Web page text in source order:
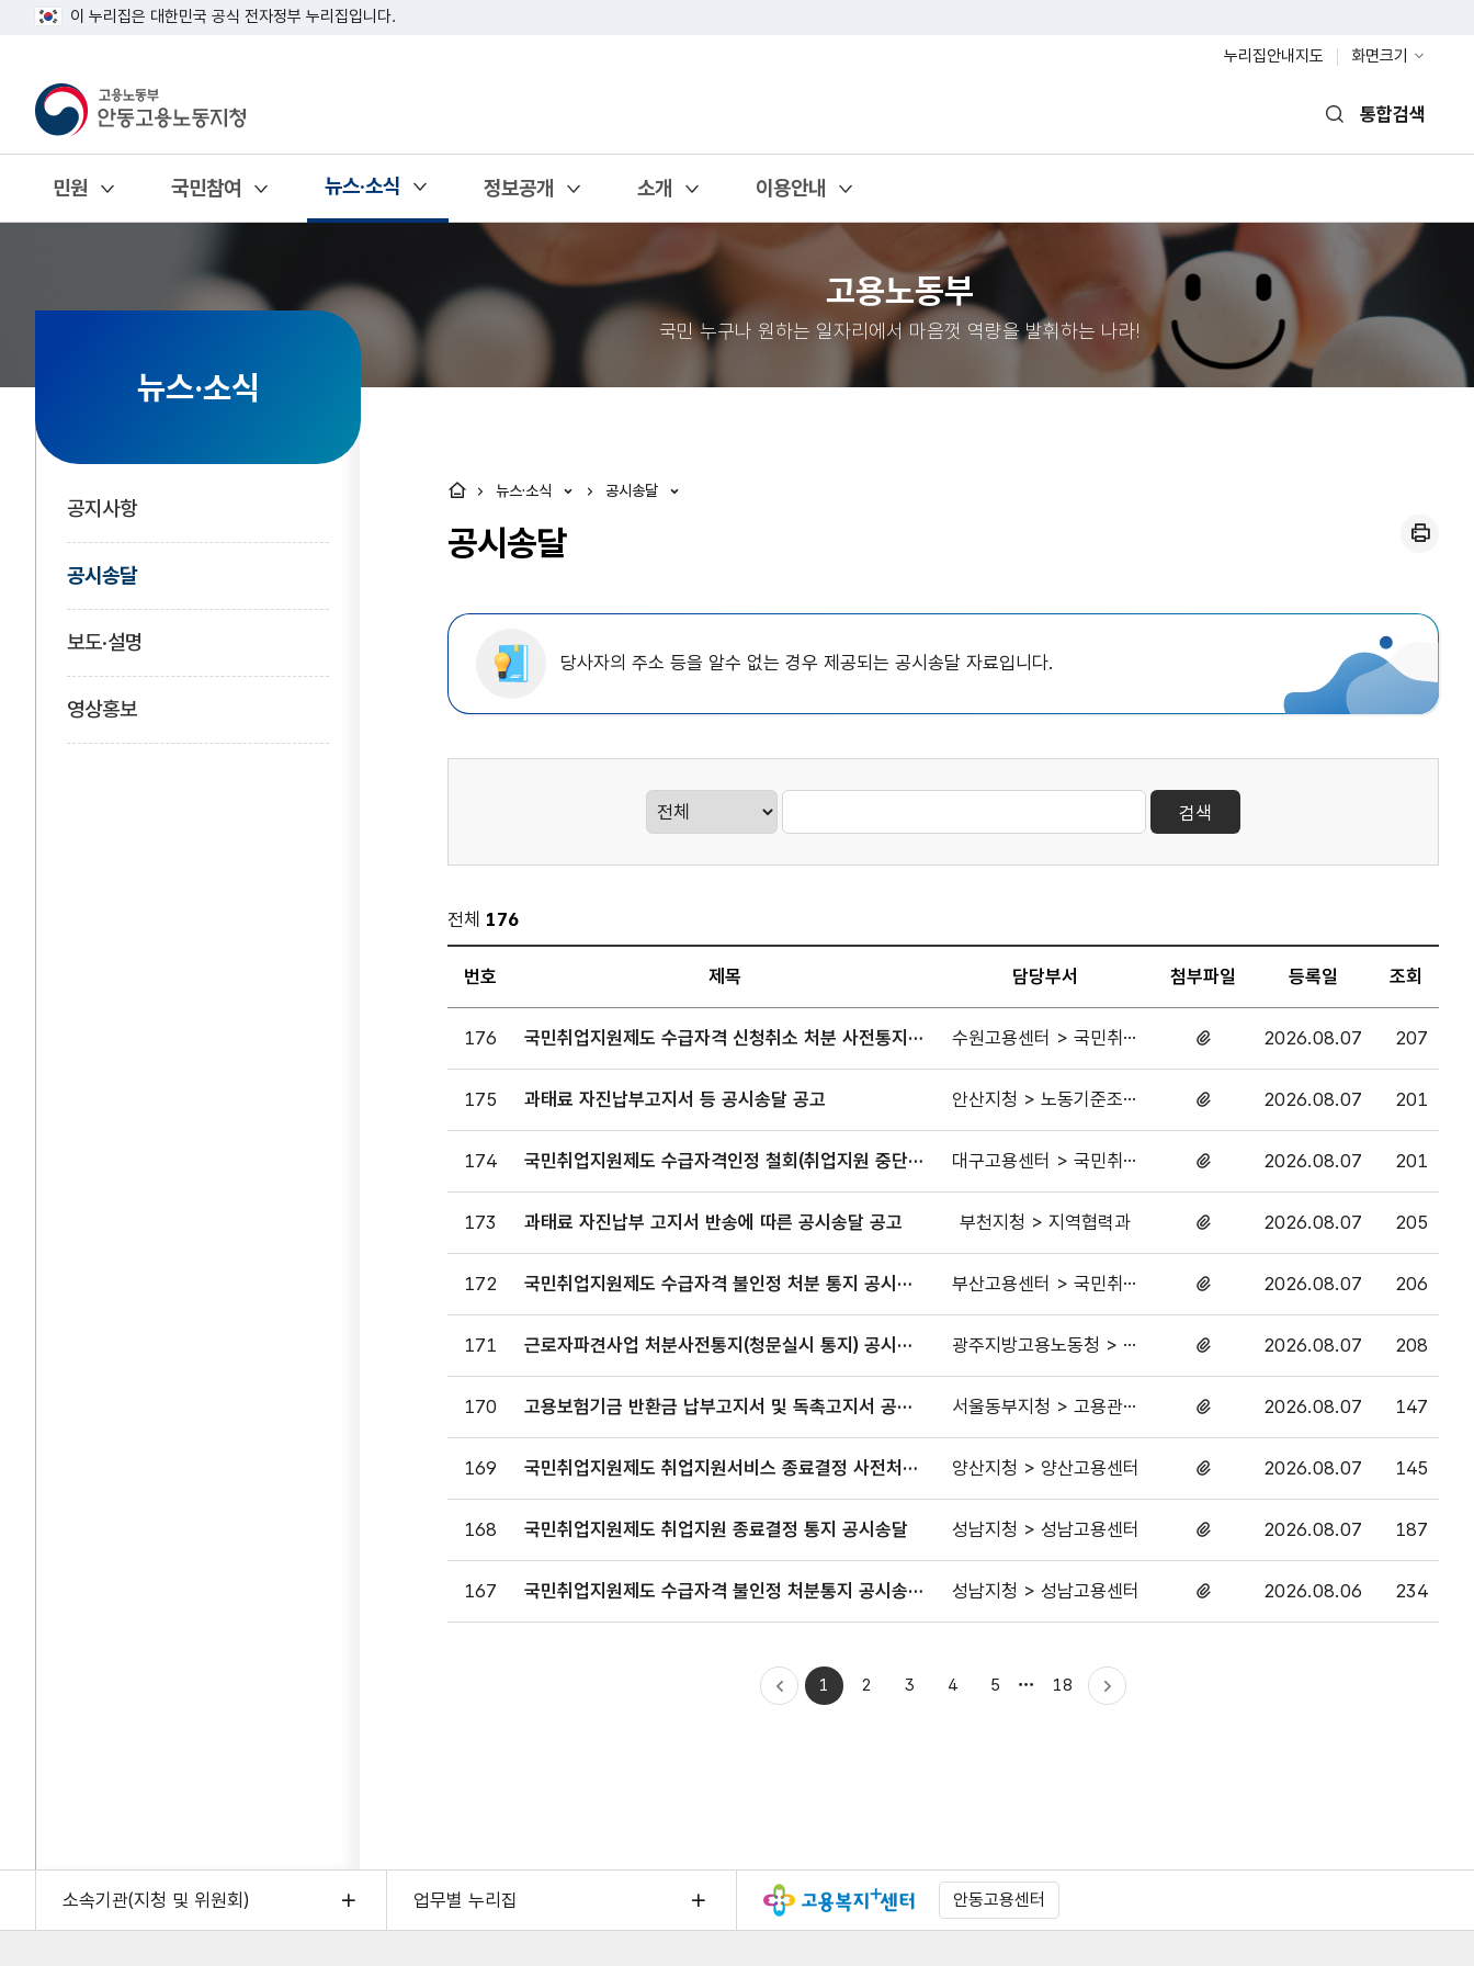
이 누리집은 대한민국 공식 전자정부 누리집입니다.
누리집안내지도
화면크기
통합검색
민원
열기
국민참여
열기
뉴스·소식
열기 정보공개
열기
소개
열기
이용안내
열기
고용노동부
국민 누구나 원하는 일자리에서 마음껏 역량을 발휘하는 나라!
뉴스·소식
공지사항
공시송달
보도·설명
영상홍보
공시송달
뉴스·소식 공시송달
당사자의 주소 등을 알수 없는 경우 제공되는 공시송달 자료입니다.
검색
전체 176
게시판
입니다.
번호,
제목,
첨부파일,
등록일,
있습니다.
번호 제목 담당부서 첨부파일 등록일 조회
176
국민취업지원제도 수급자격 신청취소 처분 사전통지
공시송달 공고
수원고용센터 > 국민취업
지원과
첨부파일
있음
2026.08.07 207
175 과태료 자진납부고지서 등 공시송달 공고
안산지청 > 노동기준조사
1과
첨부파일
있음
2026.08.07 201
174
국민취업지원제도 수급자격인정 철회(취업지원 중단)
및 참여제한 결정 통지 공시송달
대구고용센터 > 국민취업
지원과
첨부파일
있음
2026.08.07 201
173 과태료 자진납부 고지서 반송에 따른 공시송달 공고 부천지청 > 지역협력과
첨부파일
있음
2026.08.07 205
172
국민취업지원제도 수급자격 불인정 처분 통지 공시송
달
부산고용센터 > 국민취업
지원과
첨부파일
있음
2026.08.07 206
171
근로자파견사업 처분사전통지(청문실시 통지) 공시송
달 공고
광주지방고용노동청 > 노
동기준조사1과
첨부파일
있음
2026.08.07 208
170
고용보험기금 반환금 납부고지서 및 독촉고지서 공시
송달 공고
서울동부지청 > 고용관리
과
첨부파일
있음
2026.08.07 147
169
국민취업지원제도 취업지원서비스 종료결정 사전처분
통지
양산지청 > 양산고용센터
첨부파일
있음
2026.08.07 145
168 국민취업지원제도 취업지원 종료결정 통지 공시송달 성남지청 > 성남고용센터
첨부파일
있음
2026.08.07 187
167
국민취업지원제도 수급자격 불인정 처분통지 공시송달
공고
성남지청 > 성남고용센터
첨부파일
있음
2026.08.06 234
처음으로
1 2 3 4 5
마지막으로
18
소속기관(지청 및 위원회) 업무별 누리집 안동고용센터